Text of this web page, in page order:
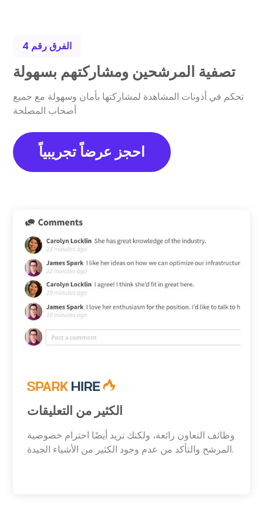
الفرق رقم 4
تصفية المرشحين ومشاركتهم بسهولة
تحكم في أذونات المشاهدة لمشاركتها بأمان وسهولة مع جميع
أصحاب المصلحة
احجز عرضاً تجريبياً
الكثير من التعليقات
وظائف التعاون رائعة، ولكنك تريد أيضًا احترام خصوصية
المرشح والتأكد من عدم وجود الكثير من الأشياء الجيدة.